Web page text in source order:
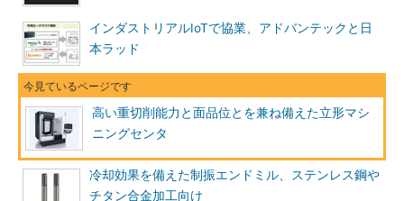
インダストリアルIoTで協業、アドバンテックと日
本ラッド
高い重切削能力と面品位とを兼ね備えた立形マシ
ニングセンタ
冷却効果を備えた制振エンドミル、ステンレス鋼や
チタン合金加工向け